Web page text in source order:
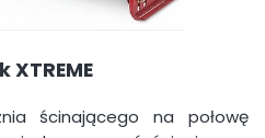
XTREME
ścinającego na połowę